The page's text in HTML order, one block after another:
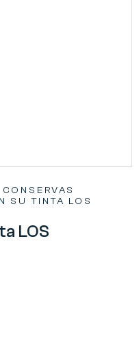
CONSERVAS
SU TINTA LOS
LOS